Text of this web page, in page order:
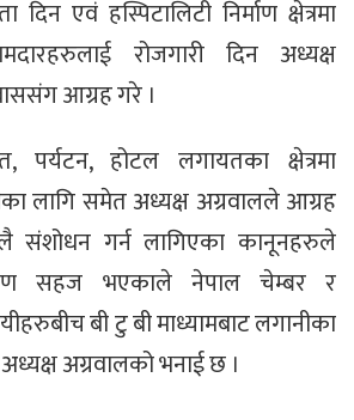
दिन एवं हस्पिटालिटी निर्माण क्षेत्रमा
रोजगारी दिन अध्यक्ष
आग्रह गरे ।
पर्यटन, होटल लगायतका क्षेत्रमा
लागि समेत अध्यक्ष अग्रवालले आग्रह
संशोधन गर्न लागिएका कानूनहरुले
सहज भएकाले नेपाल चेम्बर र
बी टु बी माध्यामबाट लगानीका
अग्रवालको भनाई छ ।